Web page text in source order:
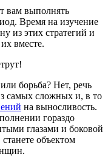
вам выполнять
Время на изучение
из этих стратегий и
вместе.
борьба? Нет, речь
самых сложных и, в то
на выносливость.
гораздо
глазами и боковой
объектом